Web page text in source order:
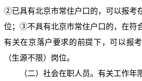
②已具有北京市常住户口的，可以报考
位；③不具有北京市常住户口的，在符
有关在京落户要求的前提下，可以报
（生源不限）岗位。
（二）社会在职人员。有关工作年